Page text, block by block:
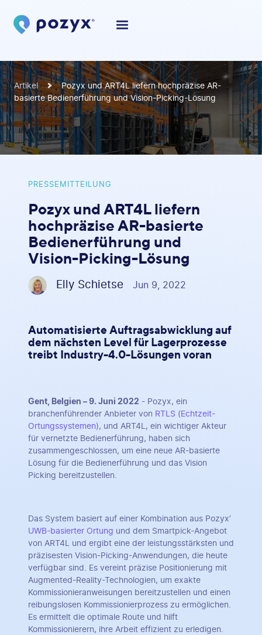
Artikel
Pozyx und ART4L liefern hochpräzise AR-
basierte Bedienerführung und Vision-Picking-Lösung
PRESSEMITTEILUNG
Pozyx und ART4L liefern
hochpräzise AR-basierte
Bedienerführung und
Vision-Picking-Lösung
Elly Schietse Jun 9, 2022
Automatisierte Auftragsabwicklung auf
dem nächsten Level für Lagerprozesse
treibt Industry-4.0-Lösungen voran
Gent, Belgien – 9. Juni 2022 - Pozyx, ein
branchenführender Anbieter von RTLS (Echtzeit-
Ortungssystemen), und ART4L, ein wichtiger Akteur
für vernetzte Bedienerführung, haben sich
zusammengeschlossen, um eine neue AR-basierte
Lösung für die Bedienerführung und das Vision
Picking bereitzustellen.
Das System basiert auf einer Kombination aus Pozyx’
UWB-basierter Ortung und dem Smartpick-Angebot
von ART4L und ergibt eine der leistungsstärksten und
präzisesten Vision-Picking-Anwendungen, die heute
verfügbar sind. Es vereint präzise Positionierung mit
Augmented-Reality-Technologien, um exakte
Kommissionieranweisungen bereitzustellen und einen
reibungslosen Kommissionierprozess zu ermöglichen.
Es ermittelt die optimale Route und hilft
Kommissionierern, ihre Arbeit effizient zu erledigen.